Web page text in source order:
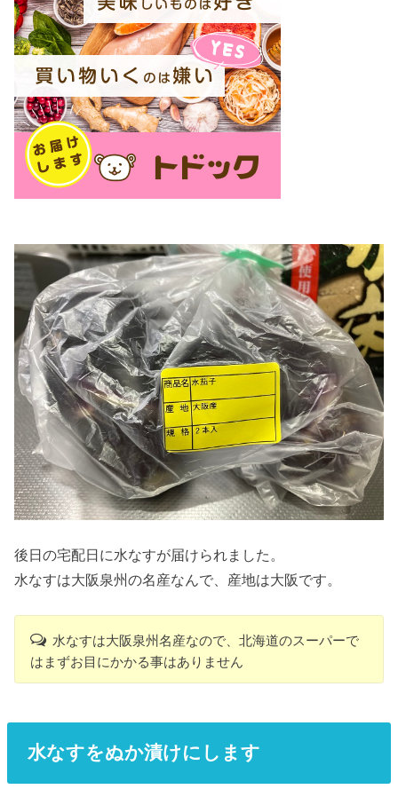
後日の宅配日に水なすが届けられました。
水なすは大阪泉州の名産なんで、産地は大阪です。
水なすは大阪泉州名産なので、北海道のスーパーで
はまずお目にかかる事はありません
水なすをぬか漬けにします